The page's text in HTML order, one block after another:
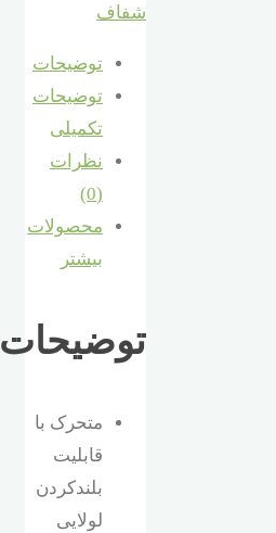
شفاف
توضیحات
توضیحات
تکمیلی
نظرات
(0)
محصولات
بیشتر
توضیحات
متحرک با
قابلیت
بلندکردن
لولایی